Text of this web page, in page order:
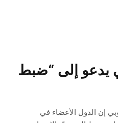
يدعو إلى “ضبط
إن الدول ⁠الأعضاء في